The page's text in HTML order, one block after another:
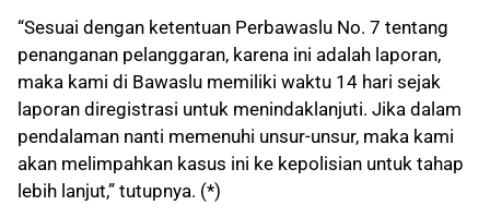
“Sesuai dengan ketentuan Perbawaslu No. 7 tentang
penanganan pelanggaran, karena ini adalah laporan,
maka kami di Bawaslu memiliki waktu 14 hari sejak
laporan diregistrasi untuk menindaklanjuti. Jika dalam
pendalaman nanti memenuhi unsur-unsur, maka kami
akan melimpahkan kasus ini ke kepolisian untuk tahap
lebih lanjut,” tutupnya. (*)